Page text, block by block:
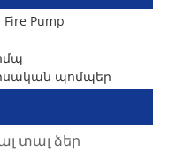
Fire Pump
պոմպեր
տալ ձեր